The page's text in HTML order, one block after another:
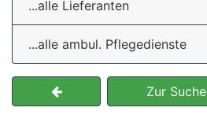
...alle Lieferanten
...alle ambul. Pflegedienste
Zur Suche